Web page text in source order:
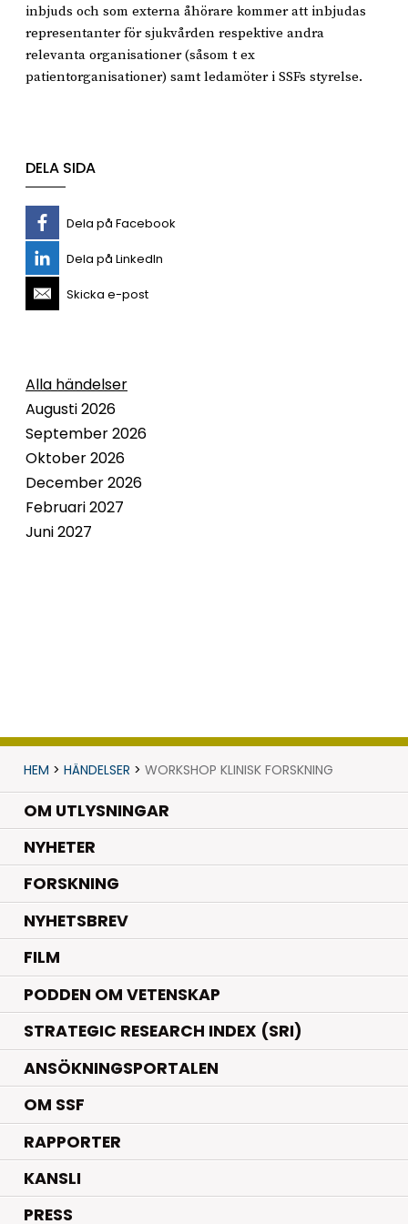
inbjuds och som externa åhörare kommer att inbjudas
representanter för sjukvården respektive andra
relevanta organisationer (såsom t ex
patientorganisationer) samt ledamöter i SSFs styrelse.
DELA SIDA
Dela på Facebook
Dela på LinkedIn
Skicka e-post
Alla händelser
Augusti 2026
September 2026
Oktober 2026
December 2026
Februari 2027
Juni 2027
HEM > HÄNDELSER > WORKSHOP KLINISK FORSKNING
OM UTLYSNINGAR
NYHETER.
FORSKNING.
NYHETSBREV
FILM
PODDEN OM VETENSKAP
STRATEGIC RESEARCH INDEX (SRI)
ANSÖKNINGSPORTALEN
OM SSF
RAPPORTER
KANSLI
PRESS